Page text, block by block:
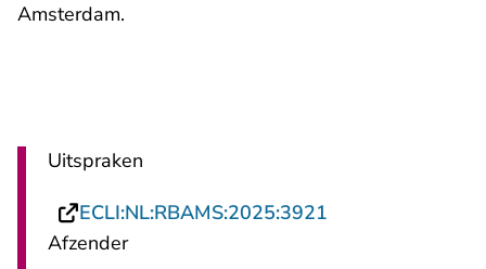
Amsterdam.
Uitspraken
ECLI:NL:RBAMS:2025:3921
Afzender